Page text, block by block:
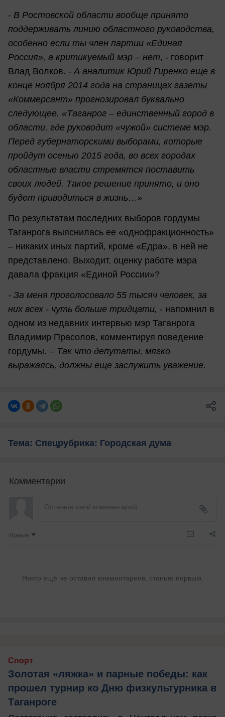
- В Ростовской области вообще принято
поддерживать линию областного руководства,
особенно если ты член партии «Единая
Россия», а критикуемый мэр – нет, - говорит
Влад Волков. - А аналитик Юрий Гиренко еще в
конце ноября 2014 года на страницах газеты
«Коммерсант» прогнозировал буквально
следующее. «Таганрог – единственный город в
области, где руководит «чужой» системе мэр.
Перед губернаторскими выборами, которые
пройдут осенью 2015 года, во всех городах
областные власти стремятся поставить
своих людей. Такое решение принято, и оно
будет приводиться в жизнь…»
По результатам последних выборов гордумы
Таганрога выяснилась ее «однофракционность»
– никаких иных партий, кроме «Едра», в ней не
представлено. Выходит, оценку работе мэра
давала фракция «Единой России»?
- За меня проголосовало 55 тысяч человек, за
них всех - чуть больше тридцати, - напомнил в
одном из недавних интервью мэр Таганрога
Владимир Прасолов, комментируя поведение
гордумы. – Так что депутаты, мягко
выражаясь, должны еще заслужить уважение.
Тема: Спецрубрика: Городская дума
Комментарии
Новые
Никто ещё не оставил комментариев, станьте первым.
Спорт
Золотая «ляжка» и парные победы: как
прошел турнир ко Дню физкультурника в
Таганроге